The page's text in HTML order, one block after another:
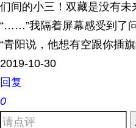
们间的小三！双藏是没有未
“……”我隔着屏幕感受到了
“青阳说，他想有空跟你插
2019-10-30
回复
0